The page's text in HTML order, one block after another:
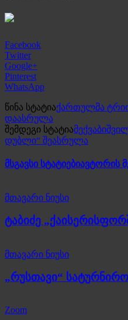
Facebook
Twitter
Google+
Pinterest
WhatsApp
წინა სტატიაქართულმა
დაასრულა
შემდეგი სტატია
დუბლი“ შეასრულა
მსგავსი სტატიებიავტორის
მთავარი ნიუსი
ტაბიძე
მთავარი ნიუსი
„რუსთავი“
Zoom